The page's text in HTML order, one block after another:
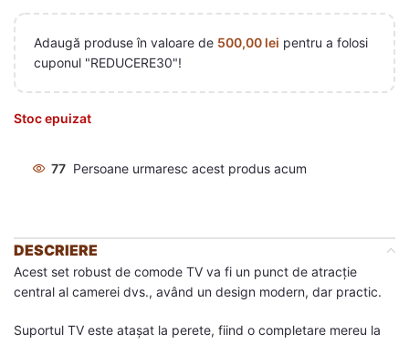
Adaugă produse în valoare de 500,00 lei pentru a folosi
cuponul "REDUCERE30"!
Stoc epuizat
77 Persoane urmaresc acest produs acum
DESCRIERE
Acest set robust de comode TV va fi un punct de atracție
central al camerei dvs., având un design modern, dar practic.
Suportul TV este atașat la perete, fiind o completare mereu la